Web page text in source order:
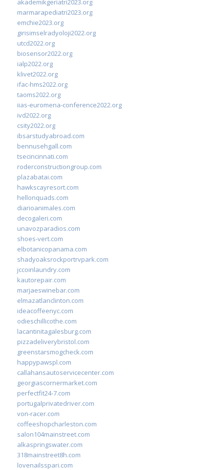
marmarapediatri2023.org
emchie2023.org
girisimselradyoloji2022.org
utcd2022.org
biosensor2022.org
ialp2022.org
klivet2022.org
ifac-hms2022.org
taoms2022.org
iias-euromena-conference2022.org
ivd2022.org
csity2022.org
ibsarstudyabroad.com
bennusehgall.com
tsecincinnati.com
roderconstructiongroup.com
plazabatai.com
hawkscayresort.com
hellonquads.com
diarioanimales.com
decogaleri.com
unavozparadios.com
shoes-vert.com
elbotanicopanama.com
shadyoaksrockportrvpark.com
jccoinlaundry.com
kautorepair.com
marjaeswinebar.com
elmazatlanclinton.com
ideacoffeenyc.com
odieschillicothe.com
lacantinitagalesburg.com
pizzadeliverybristol.com
greenstarsmogcheck.com
happypawspl.com
callahansautoservicecenter.com
georgiascornermarket.com
perfectfit24-7.com
portugalprivatedriver.com
von-racer.com
coffeeshopcharleston.com
salon104mainstreet.com
alkaspringswater.com
318mainstreet8h.com
lovenailsspari.com